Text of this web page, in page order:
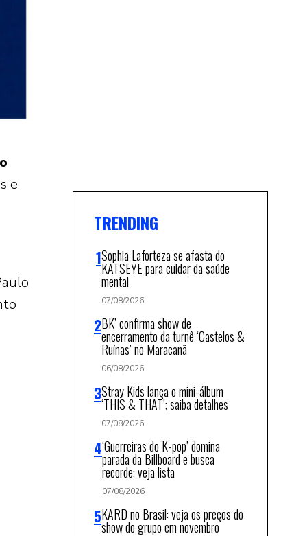
e
TRENDING
Sophia Laforteza se afasta do
KATSEYE para cuidar da saúde
mental
07/08/2026
BK’ confirma show de
encerramento da turnê ‘Castelos &
Ruínas’ no Maracanã
06/08/2026
Stray Kids lança o mini-álbum
‘THIS & THAT’; saiba detalhes
07/08/2026
‘Guerreiras do K-pop’ domina
parada da Billboard e busca
recorde; veja lista
07/08/2026
KARD no Brasil: veja os preços do
show do grupo em novembro